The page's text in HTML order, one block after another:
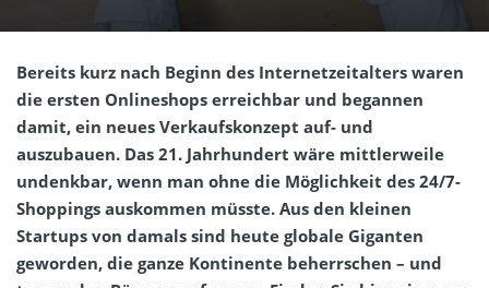
Bereits kurz nach Beginn des Internetzeitalters waren
die ersten Onlineshops erreichbar und begannen
damit, ein neues Verkaufskonzept auf- und
auszubauen. Das 21. Jahrhundert wäre mittlerweile
undenkbar, wenn man ohne die Möglichkeit des 24/7-
Shoppings auskommen müsste. Aus den kleinen
Startups von damals sind heute globale Giganten
geworden, die ganze Kontinente beherrschen – und